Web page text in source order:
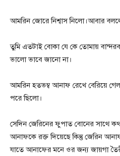
আমরিন জোরে নিশ্বাস নিলো।আবার
তুমি এতটাই বোকা যে কে তোমায়
ভালো ভাবে জানো না।
আমরিন হতভম্ব আনাফ রেখে বেরিয়ে
পরে ছিলো।
সেদিন জেরিনের ফুপাত বোনের সাথে
আনাফকে রক্ত দিয়েছে কিন্তু জেরিন
যাতে আনাফের মনে ওর জন্য জায়গা